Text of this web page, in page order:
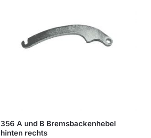
356 A und B Bremsbackenhebel
hinten rechts